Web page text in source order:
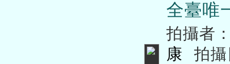
全臺唯
拍攝者
康
拍